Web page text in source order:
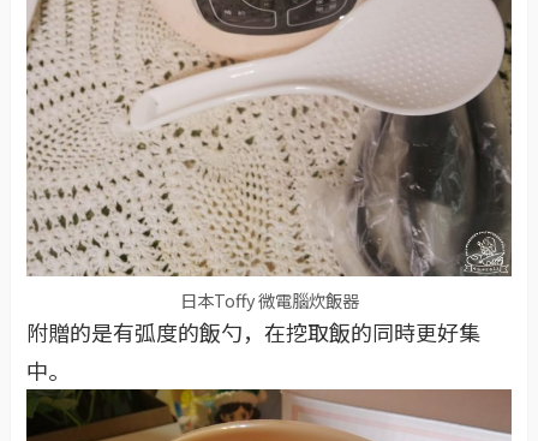
日本Toffy 微電腦炊飯器
附贈的是有弧度的飯勺，在挖取飯的同時更好集
中。